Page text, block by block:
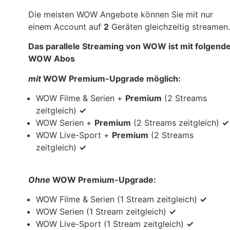
Die meisten WOW Angebote können Sie mit nur
einem Account auf 2 Geräten gleichzeitig streamen.
Das parallele Streaming von WOW ist mit
WOW Abos
mitWOW Premium-Upgrade möglich:
WOW Filme & Serien + Premium (2 Streams
zeitgleich) ✓
WOW Serien + Premium (2 Streams zeitgleich) ✓
WOW Live-Sport + Premium (2 Streams
zeitgleich) ✓
Ohne WOW Premium-Upgrade:
WOW Filme & Serien (1 Stream zeitgleich) ✓
WOW Serien (1 Stream zeitgleich) ✓
WOW Live-Sport (1 Stream zeitgleich) ✓